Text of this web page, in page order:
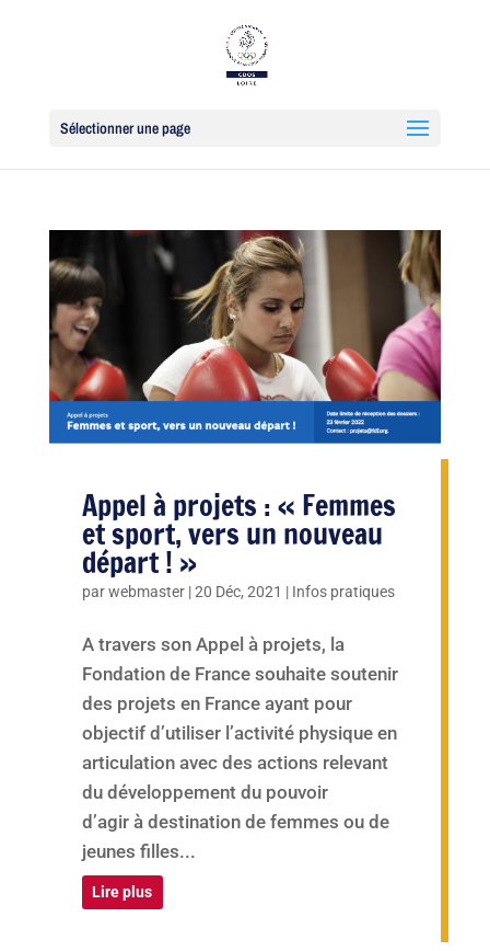
Sélectionner une page
Appel à projets : « Femmes
et sport, vers un nouveau
départ ! »
parwebmaster|20 Déc, 2021 | Infos pratiques
A travers son Appel à projets, la
Fondation de France souhaite soutenir
des projets en France ayant pour
objectif d’utiliser l’activité physique en
articulation avec des actions relevant
du développement du pouvoir
d’agir à destination de femmes ou de
jeunes filles...
Lire plus